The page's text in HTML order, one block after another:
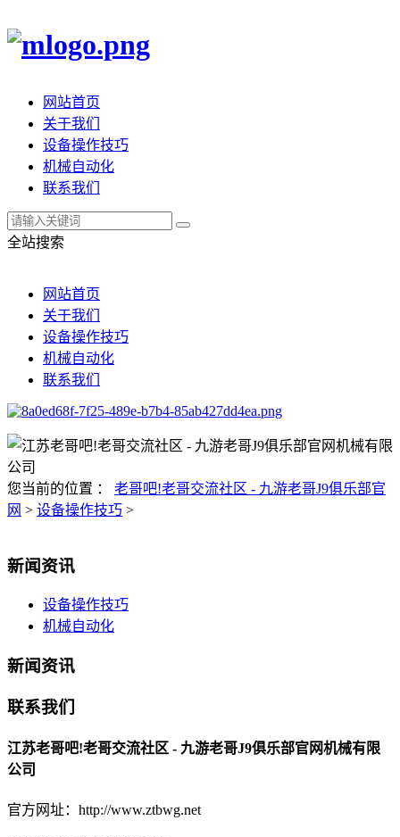
网站首页
关于我们
设备操作技巧
机械自动化
联系我们
全站搜索
网站首页
关于我们
设备操作技巧
机械自动化
联系我们
您当前的位置 ： 老哥吧!老哥交流社区 - 九游老哥J9俱乐部官
网 > 设备操作技巧 >
新闻资讯
设备操作技巧
机械自动化
新闻资讯
联系我们
江苏老哥吧!老哥交流社区 - 九游老哥J9俱乐部官网机械有限
公司
官方网址：http://www.ztbwg.net